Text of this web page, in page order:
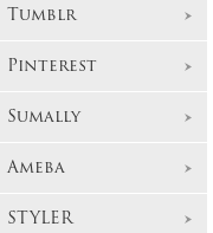
Tumblr
Pinterest
Sumally
Ameba
STYLER